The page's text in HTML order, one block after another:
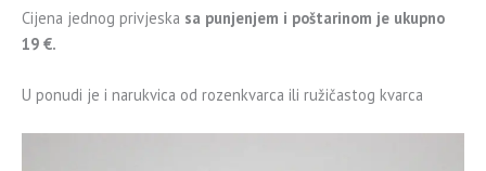
Cijena jednog privjeska sa punjenjem i poštarinom je ukupno
19 €.
U ponudi je i narukvica od rozenkvarca ili ružičastog kvarca